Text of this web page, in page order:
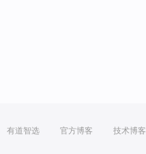
有道智选 官方博客 技术博客